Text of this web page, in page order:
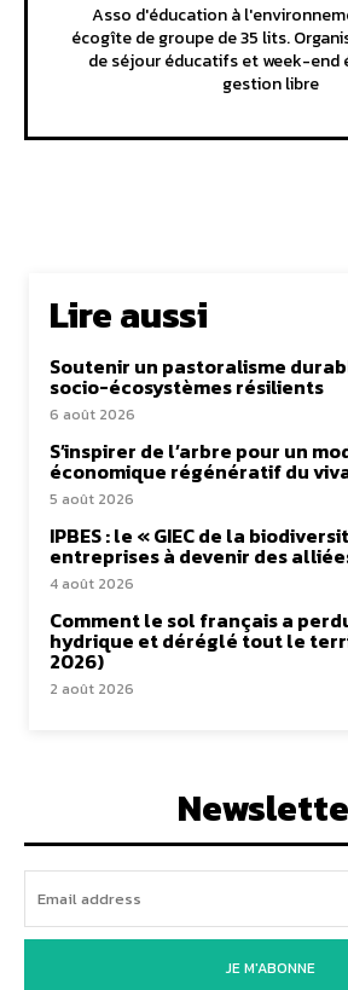
Asso d'éducation à
écogîte de groupe de 35 lits.
de séjour éducatifs et week-end
gestion libre
Lire aussi
Soutenir un pastoralisme
socio-écosystèmes résilients
6 août 2026
S’inspirer de l’arbre pour un
économique régénératif du
5 août 2026
IPBES : le « GIEC de la
entreprises à devenir des
4 août 2026
Comment le sol français a
hydrique et déréglé tout le
2026)
2 août 2026
JE M'ABONNE